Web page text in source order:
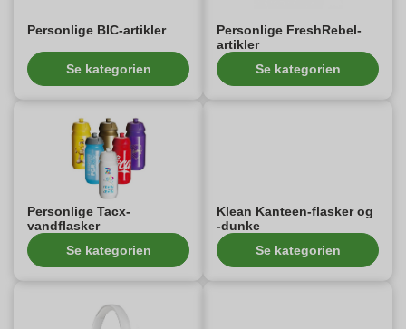
Personlige BIC-artikler
Se kategorien
Personlige FreshRebel-
artikler
Se kategorien
Personlige Tacx-
vandflasker
Se kategorien
Klean Kanteen-flasker og
-dunke
Se kategorien